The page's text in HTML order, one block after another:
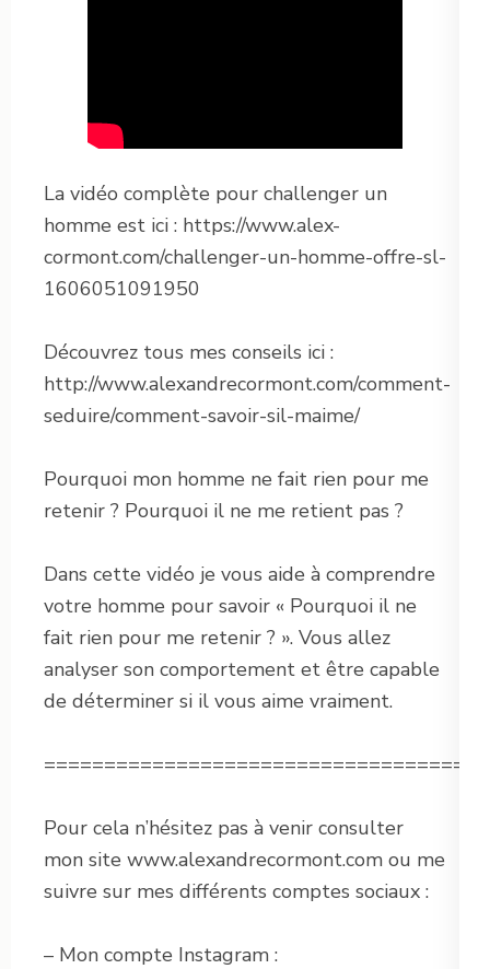
La vidéo complète pour challenger un
homme est ici : https://www.alex-
cormont.com/challenger-un-homme-offre-sl-
1606051091950
Découvrez tous mes conseils ici :
http://www.alexandrecormont.com/comment-
seduire/comment-savoir-sil-maime/
Pourquoi mon homme ne fait rien pour me
retenir ? Pourquoi il ne me retient pas ?
Dans cette vidéo je vous aide à comprendre
votre homme pour savoir « Pourquoi il ne
fait rien pour me retenir ? ». Vous allez
analyser son comportement et être capable
de déterminer si il vous aime vraiment.
Pour cela n’hésitez pas à venir consulter
mon site www.alexandrecormont.com ou me
suivre sur mes différents comptes sociaux :
– Mon compte Instagram :